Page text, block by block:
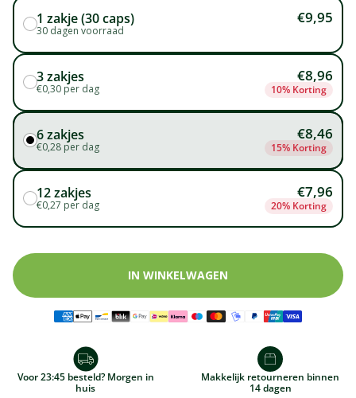
1 zakje (30 caps)
30 dagen voorraad
€9,95
3 zakjes
10% Korting
€0,30 per dag
€8,96
6 zakjes
15% Korting
€0,28 per dag
€8,46
12 zakjes
20% Korting
€0,27 per dag
€7,96
IN WINKELWAGEN
Voor 23:45 besteld? Morgen in
huis
Makkelijk retourneren binnen
14 dagen